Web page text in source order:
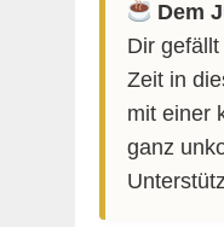
Dem
Dir gefällt
Zeit in
mit einer
ganz